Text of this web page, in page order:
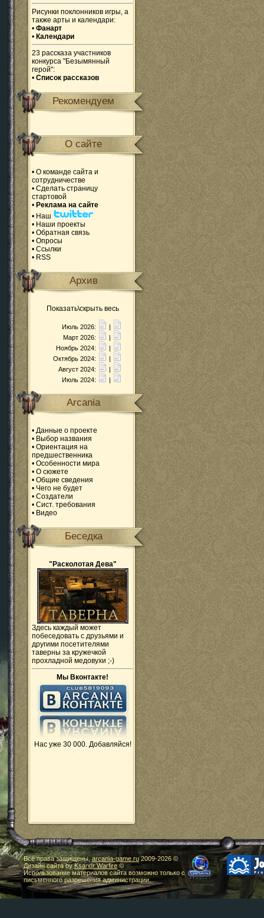
Рисунки поклонников игры, а
также арты и календари:
• Фанарт
• Календари
23 рассказа участников
конкурса "Безымянный
герой":
• Список рассказов
Рекомендуем
О сайте
• О команде сайта и
сотрудничестве
• Сделать страницу
стартовой
• Реклама на сайте
• Наш
• Наши проекты
• Обратная связь
• Опросы
• Ссылки
• RSS
Архив
Показать\скрыть весь
Июль 2026:
|
Март 2026:
|
Ноябрь 2024:
|
Октябрь 2024:
|
Август 2024:
|
Июль 2024:
|
Arcania
• Данные о проекте
• Выбор названия
• Ориентация на
предшественника
• Особенности мира
• О сюжете
• Общие сведения
• Чего не будет
• Создатели
• Сист. требования
• Видео
Беседка
"Расколотая Дева"
Здесь каждый может
побеседовать с друзьями и
другими посетителями
таверны за кружечкой
прохладной медовухи ;-)
Мы Вконтакте!
Нас уже 30 000. Добавляйся!
Все права защищены,arcania-game.ru2009-2026 ©
Дизайн сайта byKsandr Warfire©
Использование материалов сайта возможно только с
письменного разрешения администрации.